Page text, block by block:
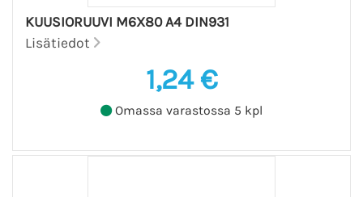
KUUSIORUUVI M6X80 A4 DIN931
Lisätiedot
1,24 €
Omassa varastossa 5 kpl